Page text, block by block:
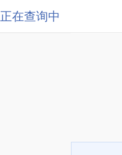
正在查询中